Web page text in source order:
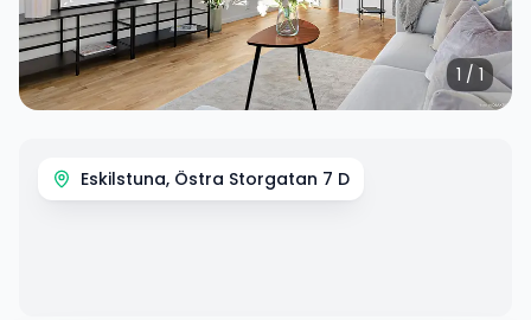
1 / 1
Eskilstuna, Östra Storgatan 7 D